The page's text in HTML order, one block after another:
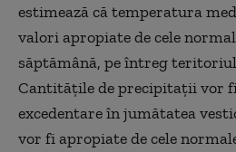
estimează că temperatura
valori apropiate de cele
săptămână, pe întreg
Cantitățile de precipitații vor
excedentare în jumătatea
vor fi apropiate de cele